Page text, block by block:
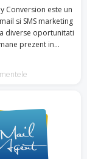
Conversion este un
si SMS marketing
diverse oportunitati
prezent in
tai.